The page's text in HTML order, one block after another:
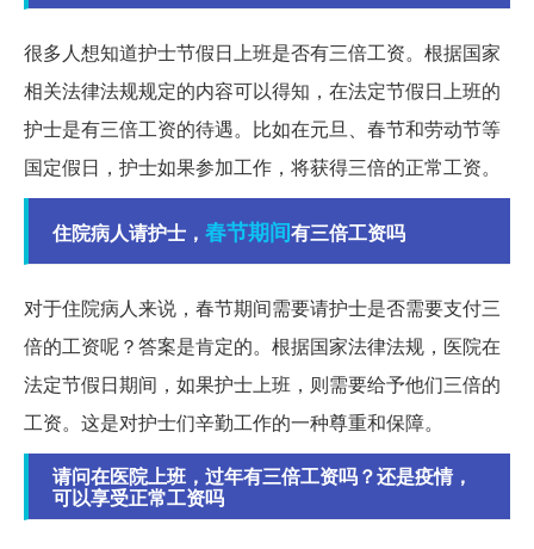
很多人想知道护士节假日上班是否有三倍工资。根据国家
相关法律法规规定的内容可以得知，在法定节假日上班的
护士是有三倍工资的待遇。比如在元旦、春节和劳动节等
国定假日，护士如果参加工作，将获得三倍的正常工资。
住院病人请护士， 春节期间有三倍工资吗
对于住院病人来说，春节期间需要请护士是否需要支付三
倍的工资呢？答案是肯定的。根据国家法律法规，医院在
法定节假日期间，如果护士上班，则需要给予他们三倍的
工资。这是对护士们辛勤工作的一种尊重和保障。
请问在医院上班，过年有三倍工资吗？还是疫情，
可以享受正常工资吗